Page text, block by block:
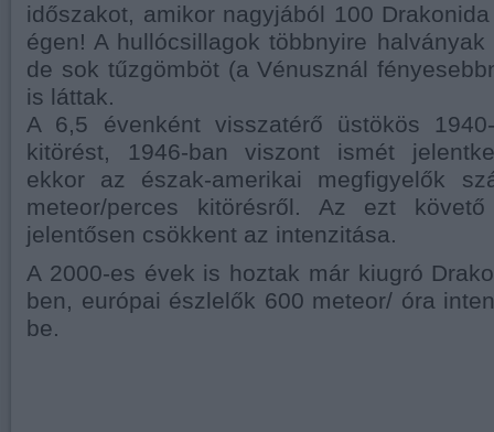
időszakot, amikor nagyjából 100
égen! A hullócsillagok többnyire
de sok tűzgömböt (a Vénusznál
is láttak.
A 6,5 évenként visszatérő üstökös
kitörést, 1946-ban viszont ismét
ekkor az észak-amerikai megfigyelők
meteor/perces kitörésről. Az ezt
jelentősen csökkent az intenzitása.
A 2000-es évek is hoztak már kiugró
ben, európai észlelők 600 meteor/ óra
be.